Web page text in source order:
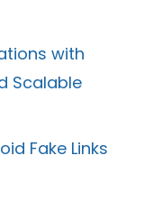
with
Scalable
Fake Links